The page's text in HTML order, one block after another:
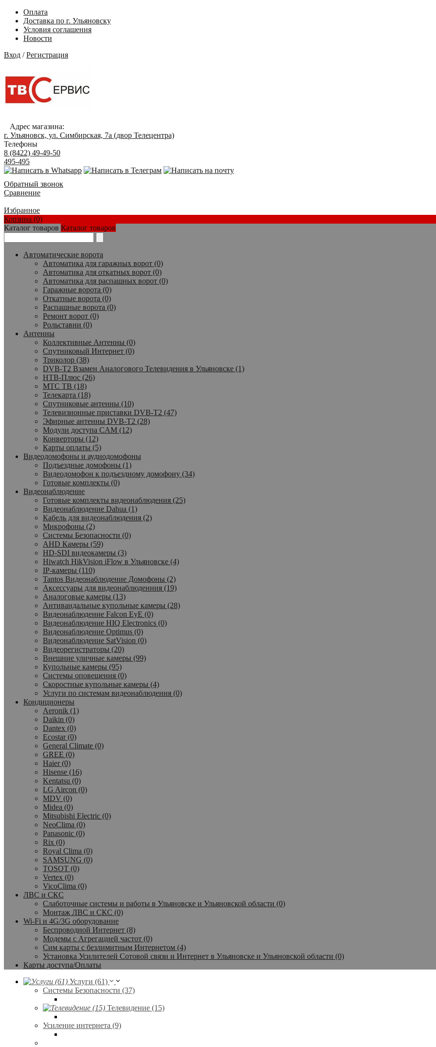
Оплата
Доставка по г. Ульяновску
Условия соглашения
Новости
Вход /Регистрация
Адрес магазина:
г. Ульяновск, ул. Симбирская, 7а (двор Телецентра)
Телефоны
8 (8422) 49-49-50
495-495
Обратный звонок
Сравнение
Избранное
Корзина (0)
Каталог товаров Каталог товаров
Автоматические ворота
Автоматика для гаражных ворот (0)
Автоматика для откатных ворот (0)
Автоматика для распашных ворот (0)
Гаражные ворота (0)
Откатные ворота (0)
Распашные ворота (0)
Ремонт ворот (0)
Рольставни (0)
Антенны
Коллективные Антенны (0)
Спутниковый Интернет (0)
Триколор (38)
DVB-T2 Взамен Аналогового Телевидения в Ульяновске (1)
НТВ-Плюс (26)
МТС ТВ (18)
Телекарта (18)
Спутниковые антенны (10)
Телевизионные приставки DVB-T2 (47)
Эфирные антенны DVB-T2 (28)
Модули доступа CAM (12)
Конверторы (12)
Карты оплаты (5)
Видеодомофоны и аудиодомофоны
Подъездные домофоны (1)
Видеодомофон к подъездному домофону (34)
Готовые комплекты (0)
Видеонаблюдение
Готовые комплекты видеонаблюдения (25)
Видеонаблюдение Dahua (1)
Кабель для видеонаблюдения (2)
Микрофоны (2)
Системы Безопасности (0)
AHD Камеры (59)
HD-SDI видеокамеры (3)
Hiwatch HikVision iFlow в Ульяновске (4)
IP-камеры (110)
Tantos Видеонаблюдение Домофоны (2)
Аксессуары для видеонаблюденния (19)
Аналоговые камеры (13)
Антивандальные купольные камеры (28)
Видеонаблюдение Falcon EyE (0)
Видеонаблюдение HIQ Electronics (0)
Видеонаблюдение Optimus (0)
Видеонаблюдение SatVision (0)
Видеорегистраторы (20)
Внешние уличные камеры (99)
Купольные камеры (95)
Системы оповещения (0)
Скоростные купольные камеры (4)
Услуги по системам видеонаблюдения (0)
Кондиционеры
Aeronik (1)
Daikin (0)
Dantex (0)
Ecostar (0)
General Climate (0)
GREE (0)
Haier (0)
Hisense (16)
Kentatsu (0)
LG Aircon (0)
MDV (0)
Midea (0)
Mitsubishi Electric (0)
NeoClima (0)
Panasonic (0)
Rix (0)
Royal Clima (0)
SAMSUNG (0)
TOSOT (0)
Vertex (0)
VicoClima (0)
ЛВС и СКС
Слаботочные системы и работы в Ульяновске и Ульяновской области (0)
Монтаж ЛВС и СКС (0)
Wi-Fi и 4G/3G оборудование
Беспроводной Интернет (8)
Модемы с Агрегацией частот (0)
Сим карты с безлимитным Интернетом (4)
Установка Усилителей Сотовой связи и Интернет в Ульяновске и Ульяновской области (0)
Карты доступа/Оплаты
Услуги (61)
Системы Безопасности (37)
Телевидение (15)
Усиление интернета (9)